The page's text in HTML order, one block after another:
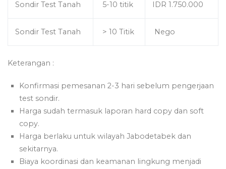
Sondir Test Tanah 5-10 titik IDR 1.750.000
Sondir Test Tanah > 10 Titik Nego
Keterangan :
Konfirmasi pemesanan 2-3 hari sebelum pengerjaan
test sondir.
Harga sudah termasuk laporan hard copy dan soft
copy.
Harga berlaku untuk wilayah Jabodetabek dan
sekitarnya.
Biaya koordinasi dan keamanan lingkung menjadi